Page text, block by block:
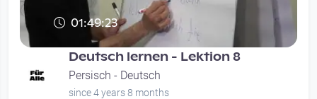
01:49:23
Deutsch lernen - Lektion 8
Persisch - Deutsch
since 4 years 8 months